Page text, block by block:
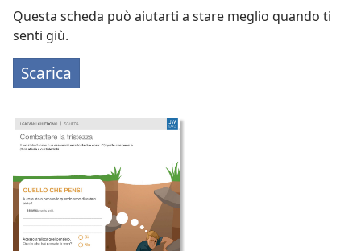
Questa scheda può aiutarti a stare meglio quando ti
senti giù.
Scarica